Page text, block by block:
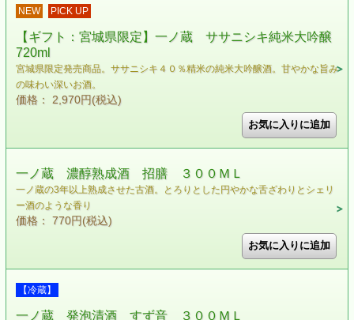
NEW PICK UP
【ギフト：宮城県限定】一ノ蔵 ササニシキ純米大吟醸
720ml
宮城県限定発売商品。ササニシキ４０％精米の純米大吟醸酒。甘やかな旨み
の味わい深いお酒。
価格： 2,970円(税込)
一ノ蔵 濃醇熟成酒 招膳 ３００ＭＬ
一ノ蔵の3年以上熟成させた古酒。とろりとした円やかな舌ざわりとシェリ
ー酒のような香り
価格： 770円(税込)
【冷蔵】
一ノ蔵 発泡清酒 すず音 ３００ＭＬ